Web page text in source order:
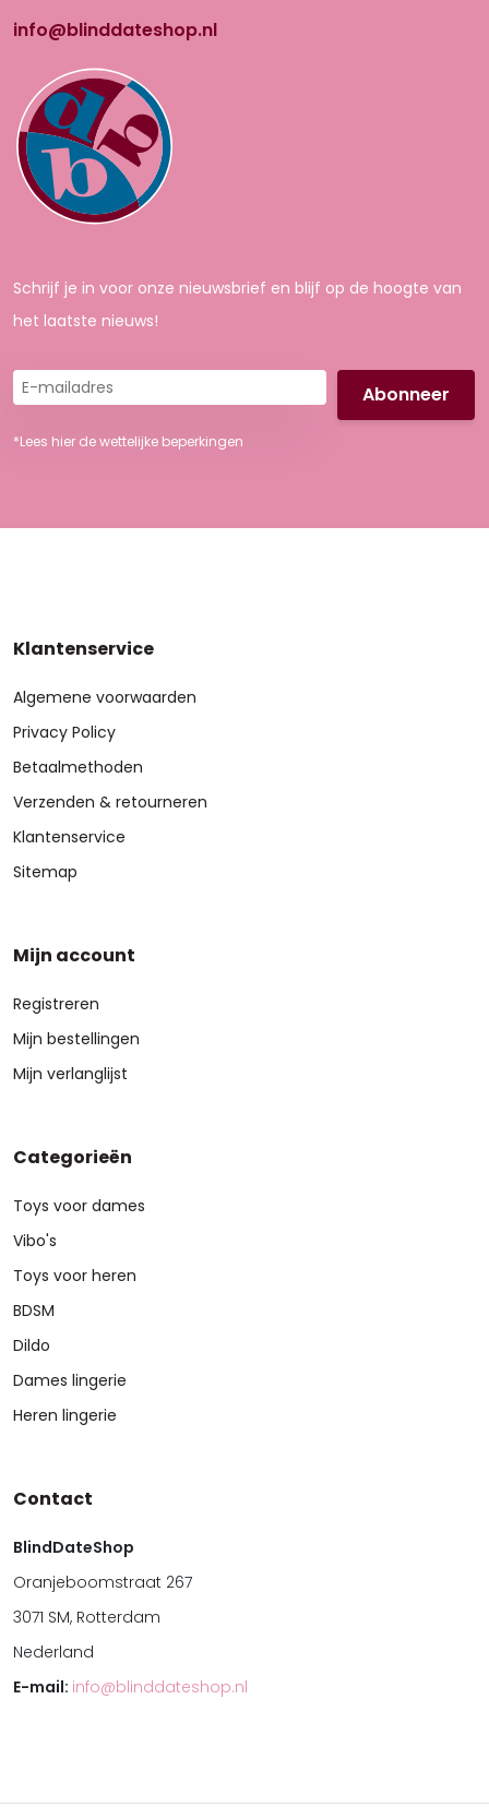
info@blinddateshop.nl
Schrijf je in voor onze nieuwsbrief en blijf op de hoogte van
het laatste nieuws!
E-
mailadres
*Lees hier de wettelijke beperkingen
Klantenservice
Algemene voorwaarden
Privacy Policy
Betaalmethoden
Verzenden & retourneren
Klantenservice
Sitemap
Mijn account
Registreren
Mijn bestellingen
Mijn verlanglijst
Categorieën
Toys voor dames
Vibo's
Toys voor heren
BDSM
Dildo
Dames lingerie
Heren lingerie
Contact
BlindDateShop
Oranjeboomstraat 267
3071 SM, Rotterdam
Nederland
E-mail: info@blinddateshop.nl